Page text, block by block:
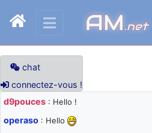
AM.net
chat
connectez-vous !
d9pouces : Hello !
operaso : Hello